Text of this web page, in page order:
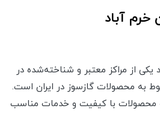
خرم آباد
یکی از مراکز معتبر و شناخته‌شده در
به محصولات گازسوز در ایران است.
محصولات با کیفیت و خدمات مناسب